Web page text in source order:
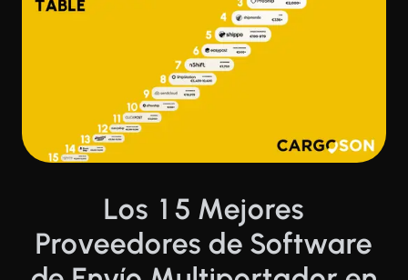
Los 15 Mejores
Proveedores de Software